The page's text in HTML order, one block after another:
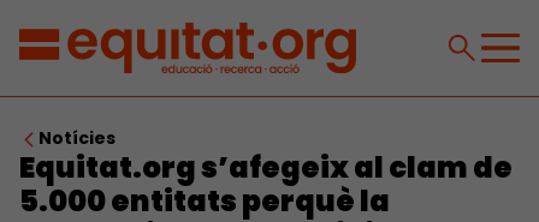
Notícies
Equitat.org s’afegeix al clam de
5.000 entitats perquè la